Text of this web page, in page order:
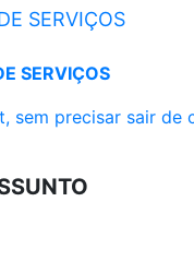
SERVIÇOS
SERVIÇOS
sem precisar sair de